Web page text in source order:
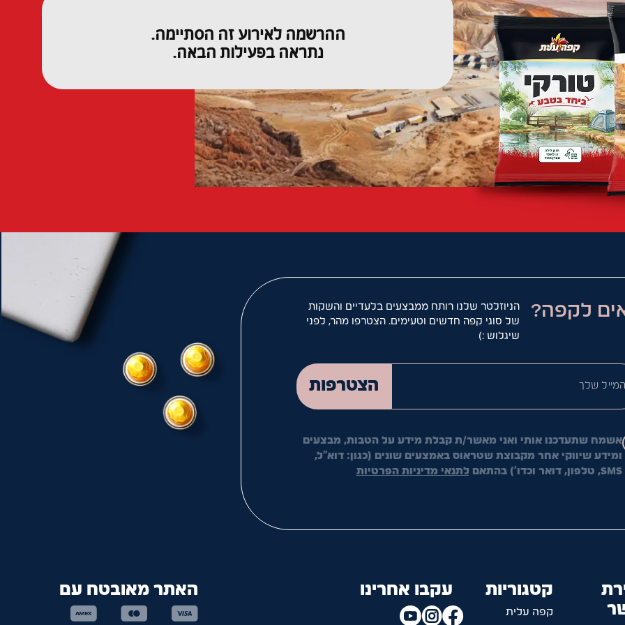
לקפה?
הניוזלטר שלנו רותח ממבצעים בלעדיים והשקות
של סוגי קפה חדשים וטעימים. הצטרפו מהר, לפני
שיגלוש :)
הצטרפות
המייל שלך
אשמח שתעדכנו אותי ואני מאשר/ת קבלת מידע על הטבות, מבצעים
ומידע שיווקי אחר מקבוצת שטראוס באמצעים שונים (כגון: דוא"ל,
SMS, טלפון, דואר וכדו') בהתאם
לתנאי מדיניות הפרטיות
קטגוריות
קפה עלית
עקבו אחרינו האתר מאובטח עם